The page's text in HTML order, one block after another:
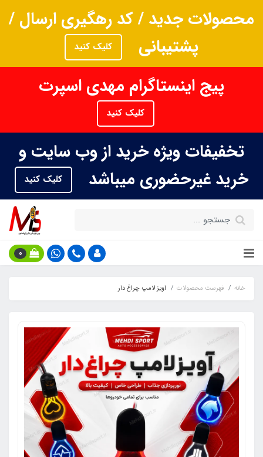
محصولات جدید / کد رهگیری ارسال /
پشتیبانی
کلیک کنید
پیج اینستاگرام مهدی اسپرت
کلیک کنید
تخفیفات ویژه خرید از وب سایت و
خرید غیرحضوری میباشد
کلیک کنید
0
خانه فهرست محصولات اویز لامپ چراغ دار